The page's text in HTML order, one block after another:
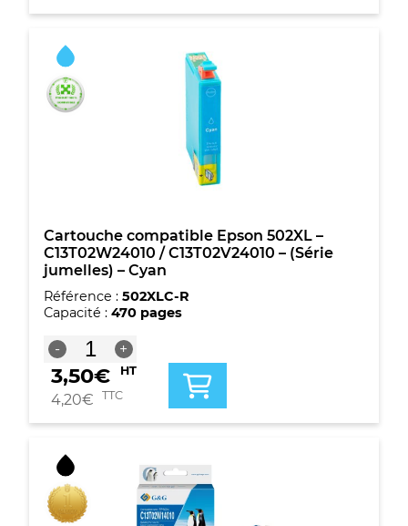
G&G
Epson
502XL
-
C13T02W24010
Cyan
Cartouche compatible Epson 502XL –
C13T02W24010 / C13T02V24010 – (Série
jumelles) – Cyan
Référence : 502XLC-R
Capacité : 470 pages
-
quantité
de
Cartouche
compatible
502XL
C13T02W24010
/
C13T02V24010
-
+
3,50€ HT
4,20€ TTC